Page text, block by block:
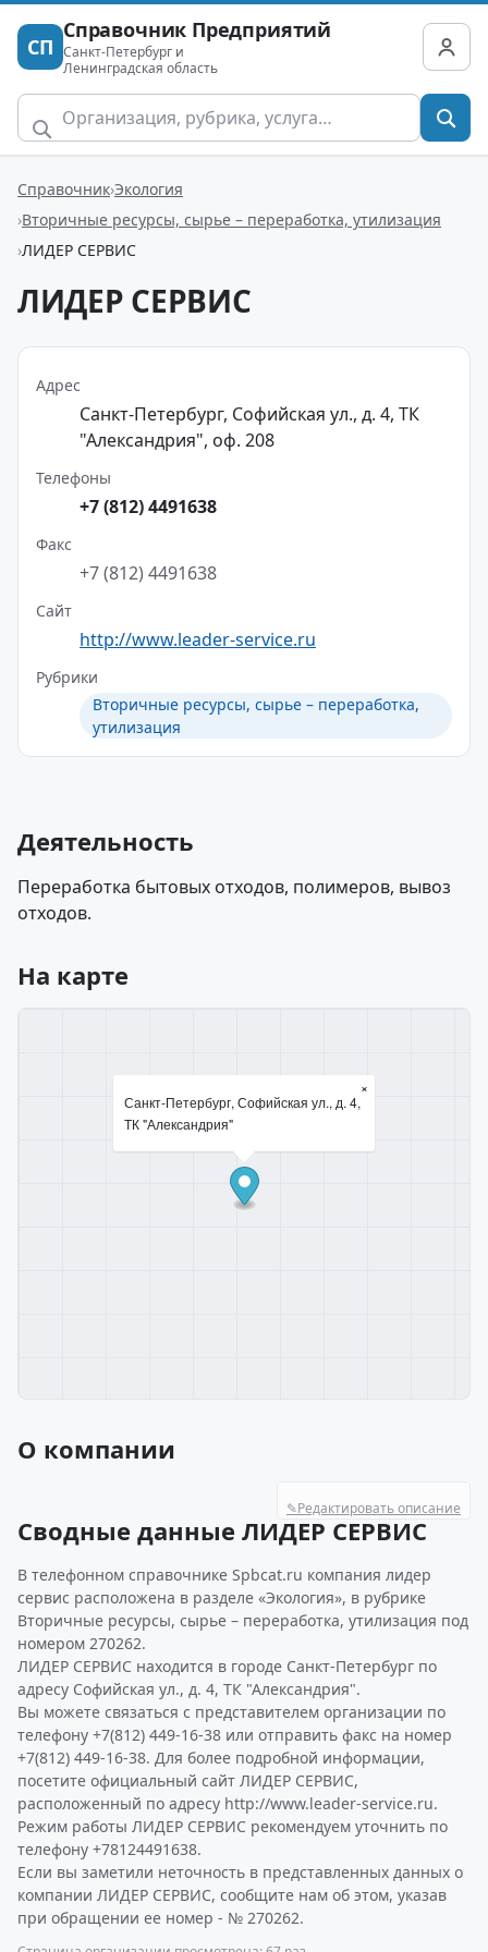
СП
Справочник Предприятий
Санкт-Петербург и
Ленинградская область
Справочник Экология
Вторичные ресурсы, сырье – переработка, утилизация
ЛИДЕР СЕРВИС
ЛИДЕР СЕРВИС
Адрес
Санкт-Петербург, Софийская ул., д. 4, ТК
"Александрия", оф. 208
Телефоны
+7 (812) 4491638
Факс
+7 (812) 4491638
Сайт
http://www.leader-service.ru
Рубрики
Вторичные ресурсы, сырье – переработка,
утилизация
Деятельность
Переработка бытовых отходов, полимеров, вывоз
отходов.
На карте
Санкт-Петербург, Софийская ул., д. 4,
ТК "Александрия"
×
О компании
✎Редактировать описание
Сводные данные ЛИДЕР СЕРВИС
В телефонном справочнике Spbcat.ru компания лидер
сервис расположена в разделе «Экология», в рубрике
Вторичные ресурсы, сырье – переработка, утилизация под
номером 270262.
ЛИДЕР СЕРВИС находится в городе Санкт-Петербург по
адресу Софийская ул., д. 4, ТК "Александрия".
Вы можете связаться с представителем организации по
телефону +7(812) 449-16-38 или отправить факс на номер
+7(812) 449-16-38. Для более подробной информации,
посетите официальный сайт ЛИДЕР СЕРВИС,
расположенный по адресу http://www.leader-service.ru.
Режим работы ЛИДЕР СЕРВИС рекомендуем уточнить по
телефону +78124491638.
Если вы заметили неточность в представленных данных о
компании ЛИДЕР СЕРВИС, сообщите нам об этом, указав
при обращении ее номер - № 270262.